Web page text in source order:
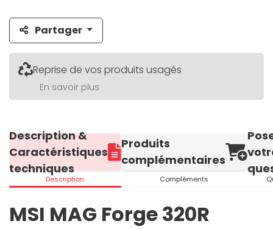
Partager
Reprise de vos produits usagés
En savoir plus
Description &
Caractéristiques
techniques
Description
Produits
complémentaires
Compléments
MSI MAG Forge 320R